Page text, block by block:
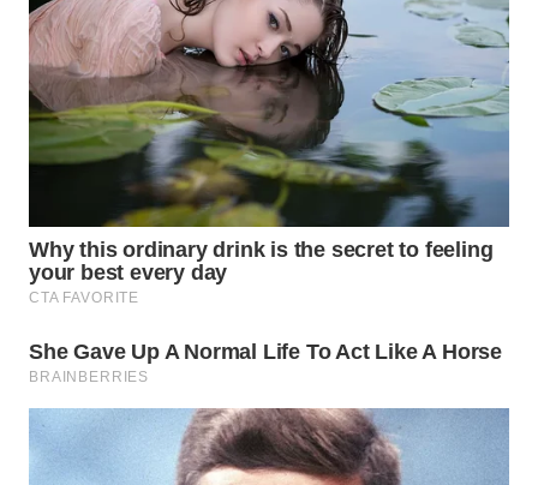
WN
NIAS
WN
LANGKAT
TAPANULI
SELATAN
TANJUNG
LESUNG